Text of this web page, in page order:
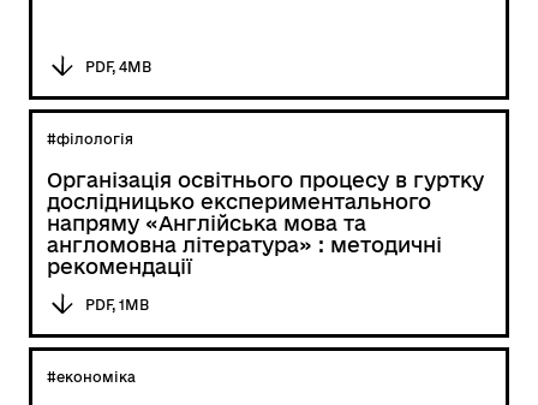
PDF, 4MB
#філологія
Організація освітнього процесу в гуртку
дослідницько експериментального
напряму «Англійська мова та
англомовна література» : методичні
рекомендації
PDF, 1MB
#економіка